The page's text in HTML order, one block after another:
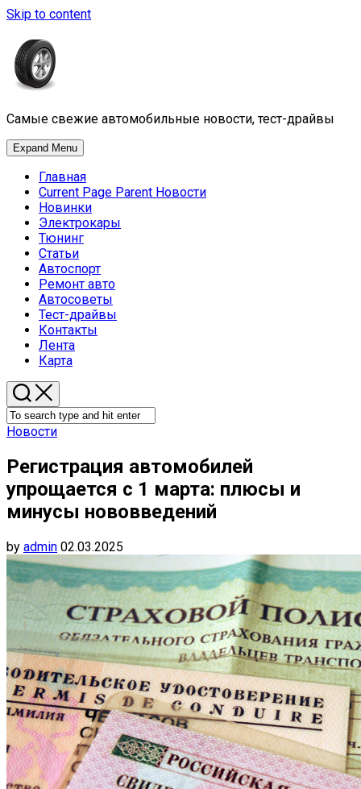
Skip to content
Самые свежие автомобильные новости, тест-драйвы
Expand Menu
Главная
Current Page Parent Новости
Новинки
Электрокары
Тюнинг
Статьи
Автоспорт
Ремонт авто
Автосоветы
Тест-драйвы
Контакты
Лента
Карта
Новости
Регистрация автомобилей
упрощается с 1 марта: плюсы и
минусы нововведений
by admin 02.03.2025